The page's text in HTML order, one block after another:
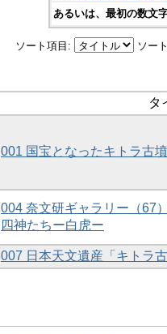
あるいは、最初の数文
ソート項目: ソー
タ
001 国宝となったキトラ古
004 奈文研ギャラリー（67
四神たちー白虎ー
007 日本天文遺産「キトラ